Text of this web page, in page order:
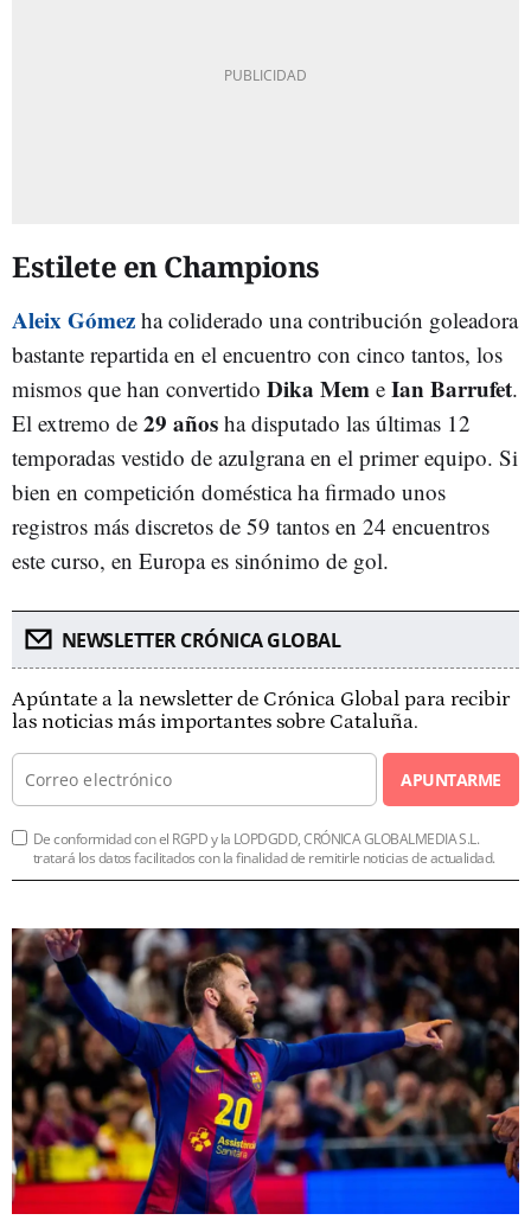
Estilete en Champions
Aleix Gómez ha coliderado una contribución goleadora
bastante repartida en el encuentro con cinco tantos, los
mismos que han convertido Dika Mem e Ian Barrufet.
El extremo de 29 años ha disputado las últimas 12
temporadas vestido de azulgrana en el primer equipo. Si
bien en competición doméstica ha firmado unos
registros más discretos de 59 tantos en 24 encuentros
este curso, en Europa es sinónimo de gol.
NEWSLETTER CRÓNICA GLOBAL
Apúntate a la newsletter de Crónica Global para recibir
las noticias más importantes sobre Cataluña.
APUNTARME
De conformidad con el RGPD y la LOPDGDD, CRÓNICA GLOBALMEDIA S.L.
tratará los datos facilitados con la finalidad de remitirle noticias de actualidad.